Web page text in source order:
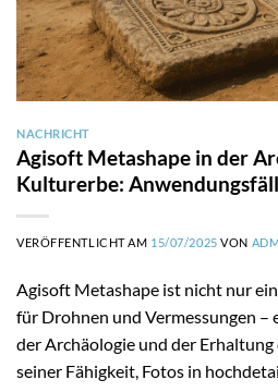
NACHRICHT
Agisoft Metashape in der
Kulturerbe:
VERÖFFENTLICHT AM 15/07/2025 VON
Agisoft Metashape ist nicht nur
für Drohnen und Vermessungen –
der Archäologie und der
seiner Fähigkeit, Fotos in